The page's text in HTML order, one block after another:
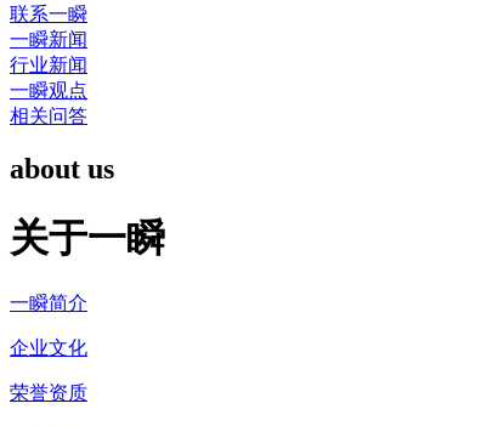
联系一瞬
一瞬新闻
行业新闻
一瞬观点
相关问答
about us
关于一瞬
一瞬简介
企业文化
荣誉资质